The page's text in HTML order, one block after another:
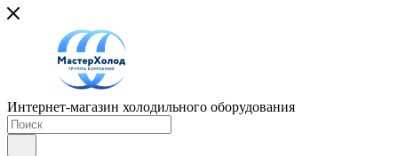
Интернет-магазин холодильного оборудования